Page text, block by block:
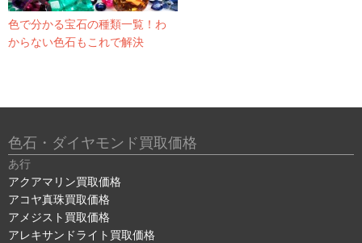
色で分かる宝石の種類一覧！わ
からない色石もこれで解決
色石・ダイヤモンド買取価格
あ行
アクアマリン買取価格
アコヤ真珠買取価格
アメジスト買取価格
アレキサンドライト買取価格